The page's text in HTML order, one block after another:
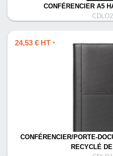
CONFÉRENCIER A5
24,53 € HT *
CONFÉRENCIER/PORTE-
RECYCLÉ